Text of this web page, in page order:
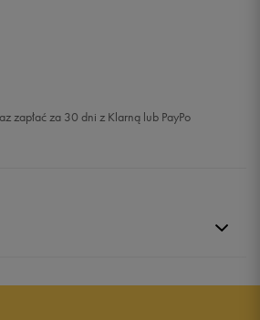
zapłać za 30 dni z Klarną lub PayPo